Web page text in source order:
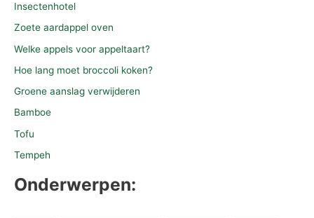
Insectenhotel
Zoete aardappel oven
Welke appels voor appeltaart?
Hoe lang moet broccoli koken?
Groene aanslag verwijderen
Bamboe
Tofu
Tempeh
Onderwerpen: